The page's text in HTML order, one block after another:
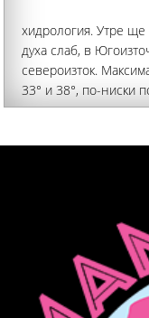
хидрология. Утре
духа слаб, в
североизток.
33° и 38°, по-ниски
33°-34°